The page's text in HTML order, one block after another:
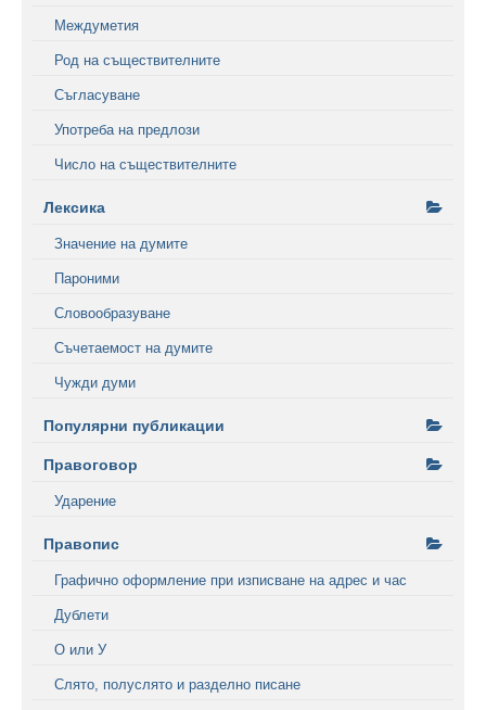
Междуметия
Род на съществителните
Съгласуване
Употреба на предлози
Число на съществителните
Лексика
Значение на думите
Пароними
Словообразуване
Съчетаемост на думите
Чужди думи
Популярни публикации
Правоговор
Ударение
Правопис
Графично оформление при изписване на адрес и час
Дублети
О или У
Слято, полуслято и разделно писане